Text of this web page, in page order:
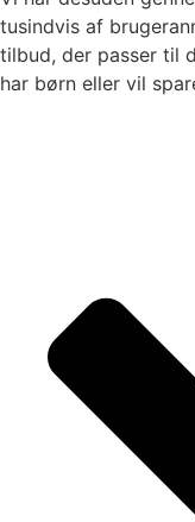
tusindvis af
tilbud, der passer til
har børn eller vil